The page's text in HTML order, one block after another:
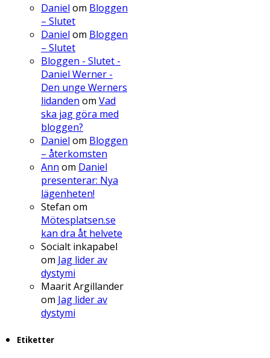
Daniel om Bloggen
– Slutet
Daniel om Bloggen
– Slutet
Bloggen - Slutet -
Daniel Werner -
Den unge Werners
lidanden om Vad
ska jag göra med
bloggen?
Daniel om Bloggen
– återkomsten
Ann om Daniel
presenterar: Nya
lägenheten!
Stefan om
Mötesplatsen.se
kan dra åt helvete
Socialt inkapabel
om Jag lider av
dystymi
Maarit Argillander
om Jag lider av
dystymi
Etiketter